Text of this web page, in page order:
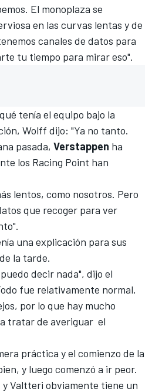
El monoplaza se
en las curvas lentas y de
canales de datos para
tu tiempo para mirar eso".
tenía el equipo bajo la
Wolff dijo: "Ya no tanto.
pasada, Verstappen ha
los Racing Point han
lentos, como nosotros. Pero
que recoger para ver
una explicación para sus
la tarde.
decir nada", dijo el
fue relativamente normal,
por lo que hay mucho
tratar de averiguar el
práctica y el comienzo de la
y luego comenzó a ir peor.
y Valtteri obviamente tiene un